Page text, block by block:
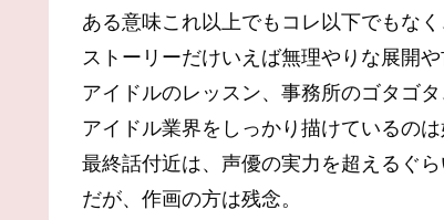
ある意味これ以上でもコレ以下でもなく
ストーリーだけいえば無理やりな展開
アイドルのレッスン、事務所のゴタゴ
アイドル業界をしっかり描けているのは
最終話付近は、声優の実力を超えるぐ
だが、作画の方は残念。